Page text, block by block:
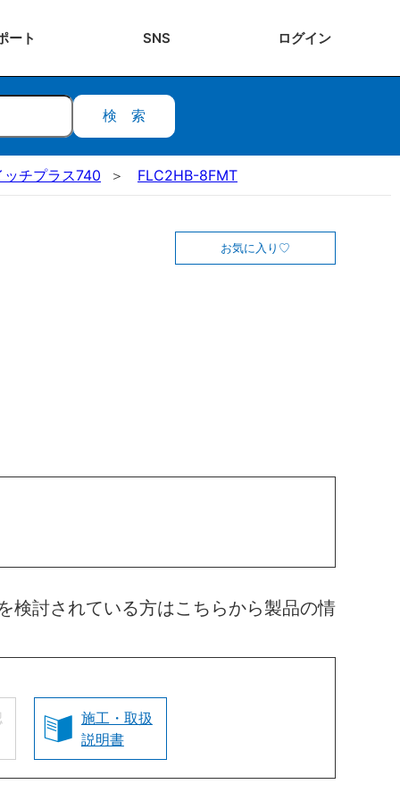
ート SNS ログイン
検索
ッチプラス740 FLC2HB-8FMT
お気に入り
討されている方はこちらから製品の情
施工・取扱
説明書